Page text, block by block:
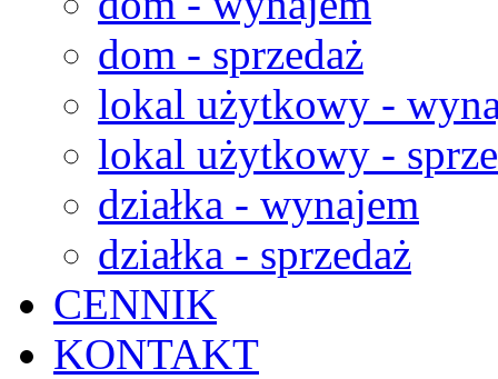
dom - sprzedaż
lokal użytkowy -
lokal użytkowy -
działka - wynajem
działka - sprzedaż
CENNIK
KONTAKT